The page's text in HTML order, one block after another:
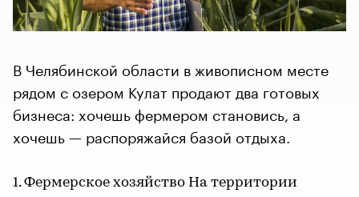
В Челябинской области в живописном месте
рядом с озером Кулат продают два готовых
бизнеса: хочешь фермером становись, а
хочешь — распоряжайся базой отдыха.
1. Фермерское хозяйство На территории